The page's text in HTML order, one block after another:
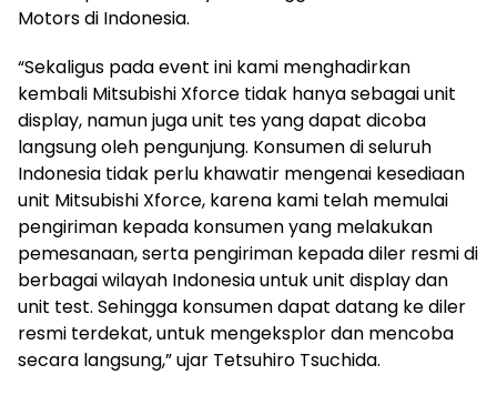
Motors di Indonesia.
“Sekaligus pada event ini kami menghadirkan
kembali Mitsubishi Xforce tidak hanya sebagai unit
display, namun juga unit tes yang dapat dicoba
langsung oleh pengunjung. Konsumen di seluruh
Indonesia tidak perlu khawatir mengenai kesediaan
unit Mitsubishi Xforce, karena kami telah memulai
pengiriman kepada konsumen yang melakukan
pemesanaan, serta pengiriman kepada diler resmi di
berbagai wilayah Indonesia untuk unit display dan
unit test. Sehingga konsumen dapat datang ke diler
resmi terdekat, untuk mengeksplor dan mencoba
secara langsung,” ujar Tetsuhiro Tsuchida.